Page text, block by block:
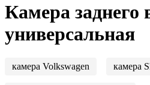
Камера заднего
универсальная
камера Volkswagen камера